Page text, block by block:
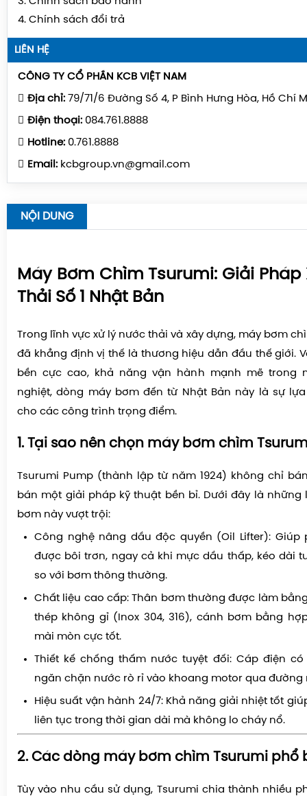
4. Chính sách đổi trả
LIÊN HỆ
CÔNG TY CỔ PHẦN KCB VIỆT NAM
Địa chỉ: 79/71/6 Đường Số 4, P Bình Hưng Hòa, Hồ Chí
Điện thoại: 084.761.8888
Hotline: 0.761.8888
Email: kcbgroup.vn@gmail.com
NỘI DUNG
Máy Bơm Chìm Tsurumi: Giải Pháp
Thải Số 1 Nhật Bản
Trong lĩnh vực xử lý nước thải và xây dựng, máy bơm
đã khẳng định vị thế là thương hiệu dẫn đầu thế giới.
bền cực cao, khả năng vận hành mạnh mẽ trong
nghiệt, dòng máy bơm đến từ Nhật Bản này là sự
cho các công trình trọng điểm.
1. Tại sao nên chọn máy bơm chìm
Tsurumi Pump (thành lập từ năm 1924) không chỉ
bán một giải pháp kỹ thuật bền bỉ. Dưới đây là những
bơm này vượt trội:
Công nghệ nâng dầu độc quyền (Oil Lifter): Giúp
được bôi trơn, ngay cả khi mực dầu thấp, kéo dài
so với bơm thông thường.
Chất liệu cao cấp: Thân bơm thường được làm
thép không gỉ (Inox 304, 316), cánh bơm bằng
mài mòn cực tốt.
Thiết kế chống thấm nước tuyệt đối:Cáp điện có
ngăn chặn nước rò rỉ vào khoang motor qua đường
Hiệu suất vận hành 24/7:Khả năng giải nhiệt tốt
liên tục trong thời gian dài mà không lo cháy nổ.
2. Các dòng máy bơm chìm Tsurumi phổ
Tùy vào nhu cầu sử dụng, Tsurumi chia thành nhiều